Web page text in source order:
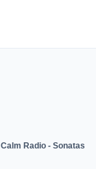
Calm Radio - Sonatas